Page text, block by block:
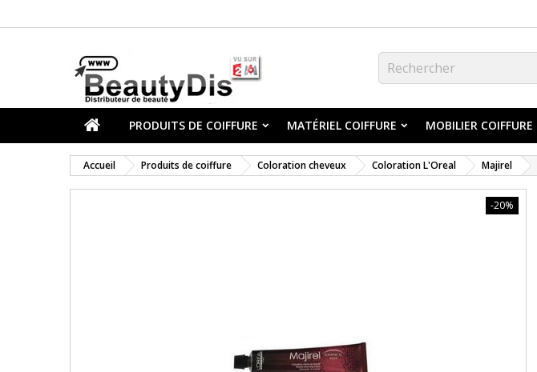
PRODUITS DE COIFFURE MATÉRIEL COIFFURE MOBILIER COIFFURE
Accueil Produits de coiffure Coloration cheveux Coloration L'Oreal Majirel
-20%